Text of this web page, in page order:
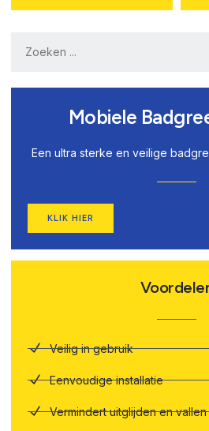
Mobiele
Een ultra sterke en veilige
KLIK HIER
Veilig in gebruik
Eenvoudige installatie
Vermindert uitglijden en vallen